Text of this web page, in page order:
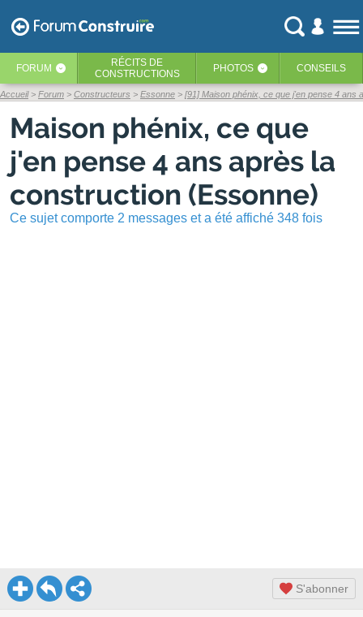
FORUM ‹ RÉCITS DE
CONSTRUCTIONS
PHOTOS ‹ CONSEILS
Accueil Forum Constructeurs Essonne [91] Maison phénix, ce que j'en pense 4 ans
Maison phénix, ce que
j'en pense 4 ans après la
construction (Essonne)
Ce sujet comporte 2 messages et a été affiché 348 fois
S'abonner